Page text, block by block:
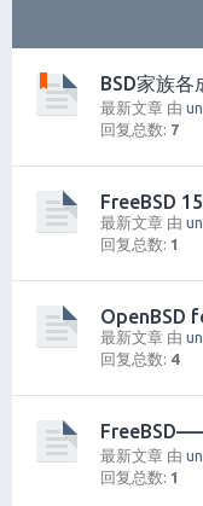
BSD家族各
最新文章 由
回复总数: 7
FreeBSD
最新文章 由
回复总数: 1
OpenBSD
最新文章 由
回复总数: 4
最新文章 由
回复总数: 1